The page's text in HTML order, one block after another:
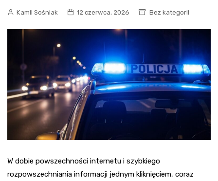
Kamil Sośniak 12 czerwca, 2026 Bez kategorii
W dobie powszechności internetu i szybkiego
rozpowszechniania informacji jednym kliknięciem, coraz